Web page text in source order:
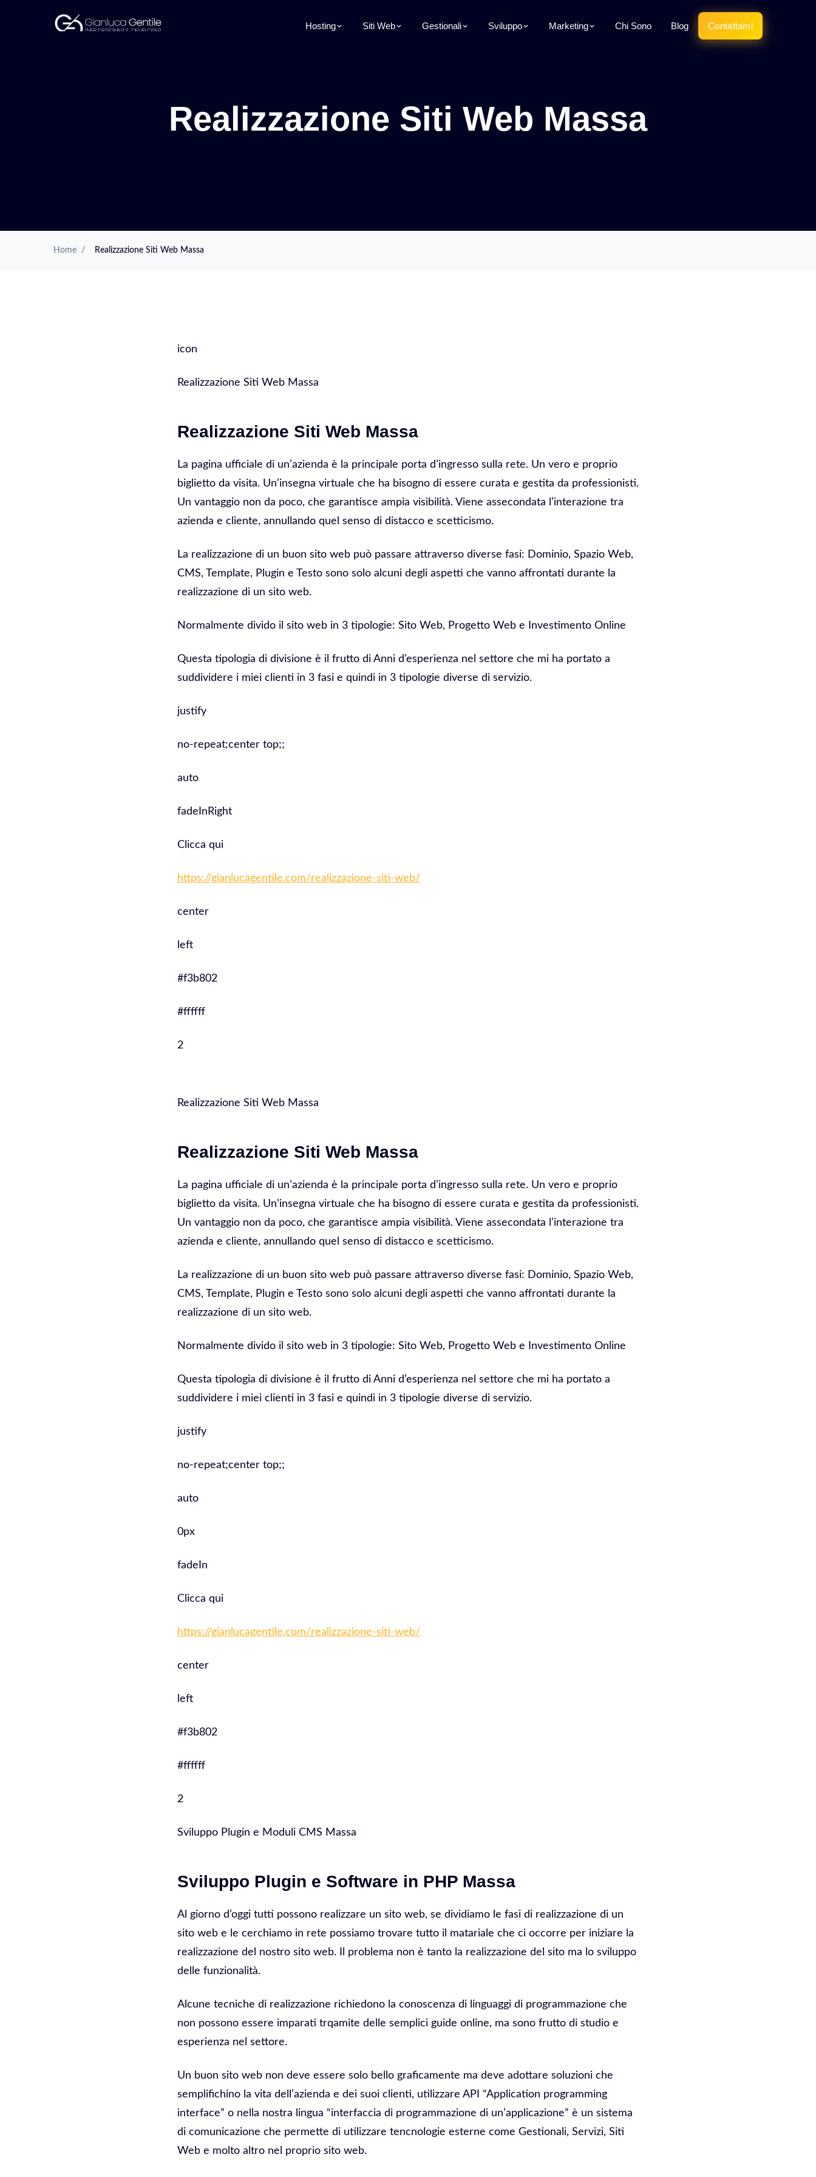
Hosting Siti Web Gestionali Sviluppo Marketing Chi Sono Blog Contattami
Realizzazione Siti Web Massa
Home / Realizzazione Siti Web Massa
icon
Realizzazione Siti Web Massa
Realizzazione Siti Web Massa
La pagina ufficiale di un’azienda è la principale porta d’ingresso sulla rete. Un vero e proprio
biglietto da visita. Un’insegna virtuale che ha bisogno di essere curata e gestita da professionisti.
Un vantaggio non da poco, che garantisce ampia visibilità. Viene assecondata l’interazione tra
azienda e cliente, annullando quel senso di distacco e scetticismo.
La realizzazione di un buon sito web può passare attraverso diverse fasi: Dominio, Spazio Web,
CMS, Template, Plugin e Testo sono solo alcuni degli aspetti che vanno affrontati durante la
realizzazione di un sito web.
Normalmente divido il sito web in 3 tipologie: Sito Web, Progetto Web e Investimento Online
Questa tipologia di divisione è il frutto di Anni d’esperienza nel settore che mi ha portato a
suddividere i miei clienti in 3 fasi e quindi in 3 tipologie diverse di servizio.
justify
no-repeat;center top;;
auto
fadeInRight
Clicca qui
https://gianlucagentile.com/realizzazione-siti-web/
center
left
#f3b802
#ffffff
2
Realizzazione Siti Web Massa
Realizzazione Siti Web Massa
La pagina ufficiale di un’azienda è la principale porta d’ingresso sulla rete. Un vero e proprio
biglietto da visita. Un’insegna virtuale che ha bisogno di essere curata e gestita da professionisti.
Un vantaggio non da poco, che garantisce ampia visibilità. Viene assecondata l’interazione tra
azienda e cliente, annullando quel senso di distacco e scetticismo.
La realizzazione di un buon sito web può passare attraverso diverse fasi: Dominio, Spazio Web,
CMS, Template, Plugin e Testo sono solo alcuni degli aspetti che vanno affrontati durante la
realizzazione di un sito web.
Normalmente divido il sito web in 3 tipologie: Sito Web, Progetto Web e Investimento Online
Questa tipologia di divisione è il frutto di Anni d’esperienza nel settore che mi ha portato a
suddividere i miei clienti in 3 fasi e quindi in 3 tipologie diverse di servizio.
justify
no-repeat;center top;;
auto
0px
fadeIn
Clicca qui
https://gianlucagentile.com/realizzazione-siti-web/
center
left
#f3b802
#ffffff
2
Sviluppo Plugin e Moduli CMS Massa
Sviluppo Plugin e Software in PHP Massa
Al giorno d’oggi tutti possono realizzare un sito web, se dividiamo le fasi di realizzazione di un
sito web e le cerchiamo in rete possiamo trovare tutto il matariale che ci occorre per iniziare la
realizzazione del nostro sito web. Il problema non è tanto la realizzazione del sito ma lo sviluppo
delle funzionalità.
Alcune tecniche di realizzazione richiedono la conoscenza di linguaggi di programmazione che
non possono essere imparati trqamite delle semplici guide online, ma sono frutto di studio e
esperienza nel settore.
Un buon sito web non deve essere solo bello graficamente ma deve adottare soluzioni che
semplifichino la vita dell’azienda e dei suoi clienti, utilizzare API “Application programming
interface” o nella nostra lingua “interfaccia di programmazione di un’applicazione” è un sistema
di comunicazione che permette di utilizzare tencnologie esterne come Gestionali, Servizi, Siti
Web e molto altro nel proprio sito web.